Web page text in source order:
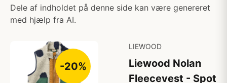
Dele af indholdet på denne side kan være genereret
med hjælp fra AI.
-20%
LIEWOOD
Liewood Nolan
Fleecevest - Spot